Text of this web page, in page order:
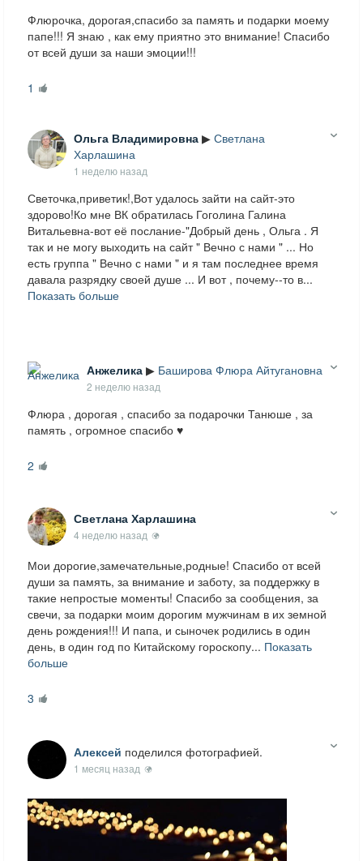
Флюрочка, дорогая,спасибо за память и подарки моему
папе!!! Я знаю , как ему приятно это внимание! Спасибо
от всей души за наши эмоции!!!
1
Ольга Владимировна ▶ Светлана
Харлашина
1 неделю назад
Светочка,приветик!,Вот удалось зайти на сайт-это
здорово!Ко мне ВК обратилась Гоголина Галина
Витальевна-вот её послание-"Добрый день , Ольга . Я
так и не могу выходить на сайт " Вечно с нами " ... Но
есть группа " Вечно с нами " и я там последнее время
давала разрядку своей душе ... И вот , почему--то в...
Показать больше
Анжелика ▶ Баширова Флюра Айтугановна
2 неделю назад
Флюра , дорогая , спасибо за подарочки Танюше , за
память , огромное спасибо ♥️
2
Светлана Харлашина
4 неделю назад
Мои дорогие,замечательные,родные! Спасибо от всей
души за память, за внимание и заботу, за поддержку в
такие непростые моменты! Спасибо за сообщения, за
свечи, за подарки моим дорогим мужчинам в их земной
день рождения!!! И папа, и сыночек родились в один
день, в один год по Китайскому гороскопу... Показать
больше
3
Алексей поделился фотографией.
1 месяц назад